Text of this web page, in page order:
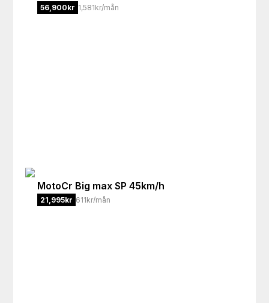
56,900kr 1,581kr/mån
MotoCr Big max SP 45km/h
21,995kr 611kr/mån